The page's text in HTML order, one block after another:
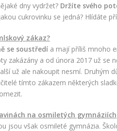
dny vydržet? Držíte svého
cukrovinku se jedná? Hlídáte
zákaz?
se soustředía mají příliš mnoho
zakázány a od února 2017 už se
už ale nakoupit nesmí. Druhým
tímto zákazem některých
omezit.
na osmiletých gymnáziích
jsou však osmileté gymnázia.